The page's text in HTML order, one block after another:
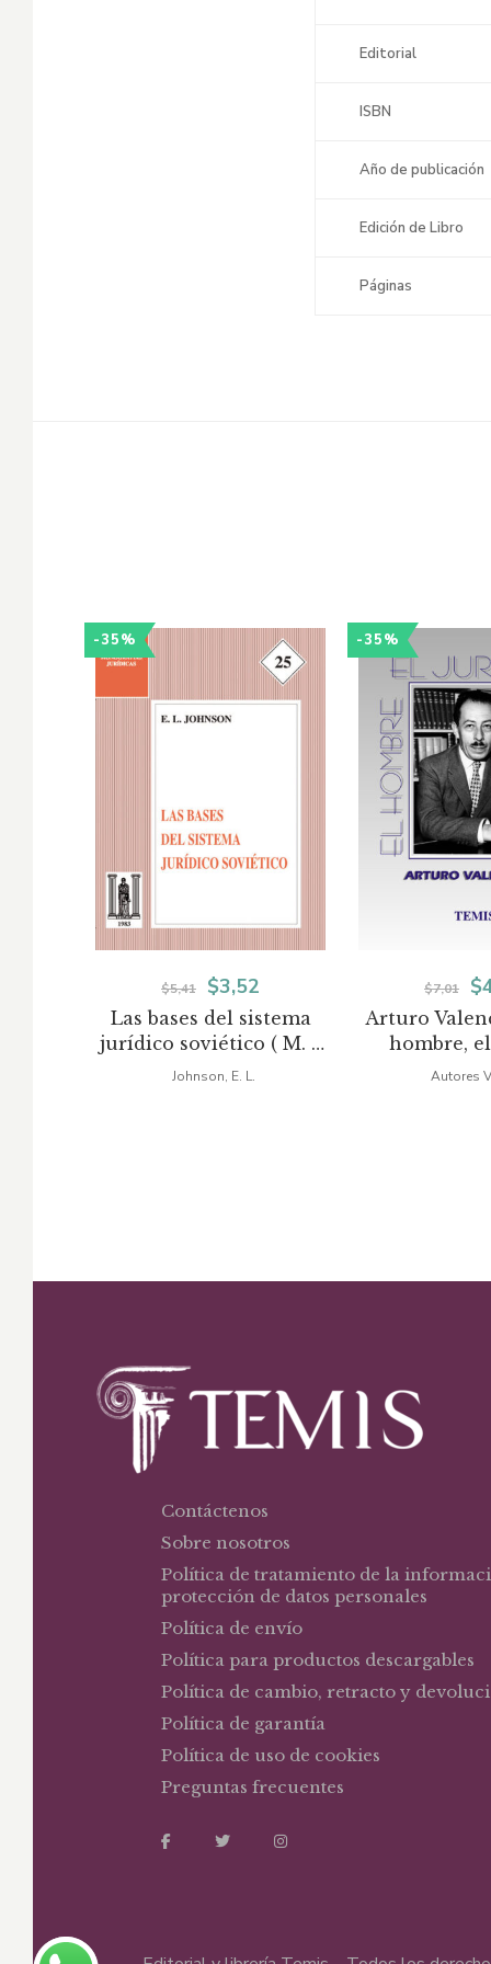
Editorial
ISBN
Año de publicación
Edición de Libro
Páginas
-35%
Las bases del sistema
jurídico soviético ( M. J.
$5,41
El
precio
original
$3,52
precio
Johnson, E. L.
-35%
Arturo
hombre,
$7,01
El
$
Autores
Contáctenos
Sobre nosotros
Política de tratamiento de la
protección de datos personales
Política de envío
Política para productos descargables
Política de cambio, retracto y
Política de garantía
Política de uso de cookies
Preguntas frecuentes